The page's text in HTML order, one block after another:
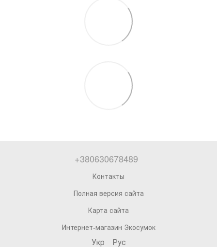
+380630678489
Контакты
Полная версия сайта
Карта сайта
Интернет-магазин Экосумок
Укр Рус